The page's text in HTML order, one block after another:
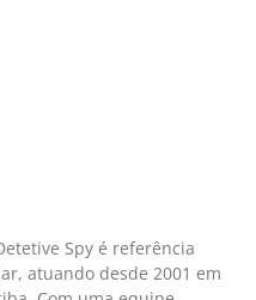
Spy é referência
atuando desde 2001 em